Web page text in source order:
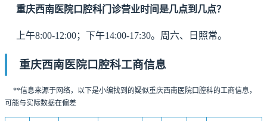
重庆西南医院口腔科门诊营业时间是几点到几点？
上午8:00-12:00；下午14:00-17:30。周六、日照常。
重庆西南医院口腔科工商信息
**信息来源于网络，以下是小编找到的疑似重庆西南医院口腔科的工商信息，
可能与实际数据在偏差